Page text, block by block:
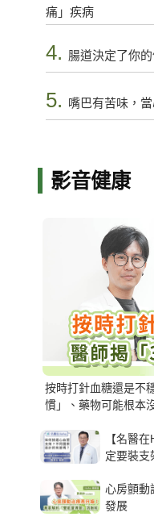
痛」疾病
4. 腸道決定了你
5. 嘴巴有苦味，
影音健康
按時打針血糖還是不
慣」、藥物可能根本
【名醫
定要裝支
心房顫動
發展